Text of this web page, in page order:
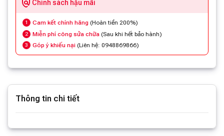
Chính sách hậu mãi
1 Cam kết chính hãng (Hoàn tiền 200%)
2 Miễn phí công sửa chữa (Sau khi hết bảo hành)
3 Góp ý khiếu nại (Liên hệ: 0948869866)
Thông tin chi tiết